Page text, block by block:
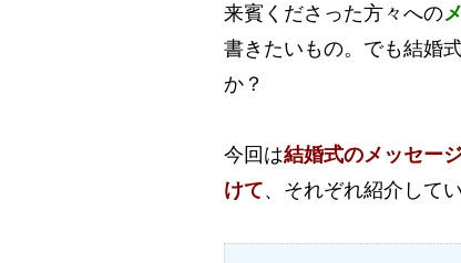
来賓くださった方々への
書きたいもの。でも結婚
か？
今回は結婚式のメッセー
けて、それぞれ紹介して